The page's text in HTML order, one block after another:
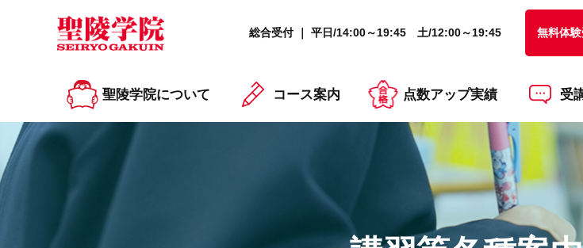
総合受付 ｜ 平日/14:00～19:45 土/12:00～19:45 無料体験
聖陵学院について コース案内 点数アップ実績 受